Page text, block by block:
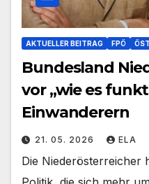
AKTUELLER BEITRAG FPÖ
Bundesland
vor „wie es
Einwanderern
21. 05. 2026 ELA
Die Niederösterreicher